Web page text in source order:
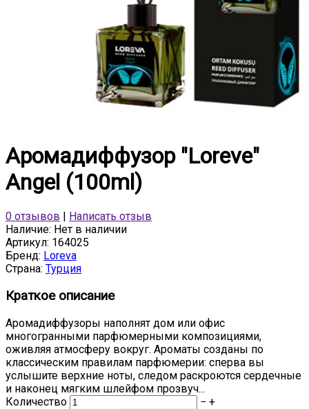
Аромадиффузор "Loreve"
Angel (100ml)
0 отзывов
Написать отзыв
Наличие: Нет в наличии
Артикул: 164025
Бренд: Loreva
Страна: Турция
Краткое описание
Аромадиффузоры наполнят дом или офис
многогранными парфюмерными композициями,
оживляя атмосферу вокруг. Ароматы созданы по
классическим правилам парфюмерии: сперва вы
услышите верхние ноты, следом раскроются сердечные
и наконец мягким шлейфом прозвуч...
Количество
− +